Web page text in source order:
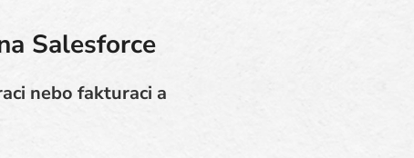
Salesforce
nebo fakturaci a